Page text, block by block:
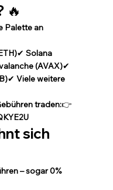
🔥
Palette an
✔ Solana
(AVAX)✔
✔ Viele weitere
traden:👉
sich
– sogar 0%